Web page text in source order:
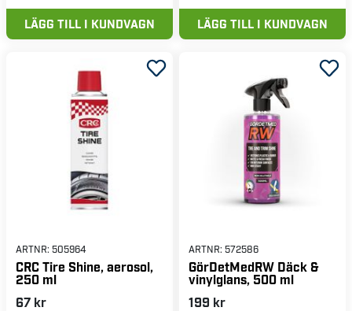
LÄGG TILL I KUNDVAGN LÄGG TILL I KUNDVAGN
ARTNR: 505964
CRC Tire Shine, aerosol,
250 ml
67 kr
ARTNR: 572586
GörDetMedRW Däck &
vinylglans, 500 ml
199 kr